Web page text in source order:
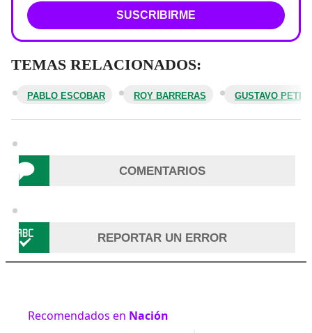
SUSCRIBIRME
TEMAS RELACIONADOS:
PABLO ESCOBAR ROY BARRERAS GUSTAVO PETRO
COMENTARIOS
REPORTAR UN ERROR
Recomendados en Nación